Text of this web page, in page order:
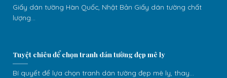
Giấy dán tường Hàn Quốc, Nhật Bản Giấy dán tường chất
lượng...
Tuyệt chiêu để chọn tranh dán tường đẹp mê ly
Bí quyết để lựa chọn tranh dán tường đẹp mê ly, thay...